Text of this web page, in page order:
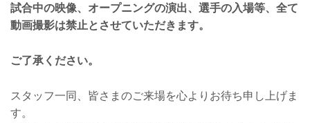
試合中の映像、オープニングの演出、選手の入場等、全て
動画撮影は禁止とさせていただきます。
ご了承ください。
スタッフ一同、皆さまのご来場を心よりお待ち申し上げま
す。